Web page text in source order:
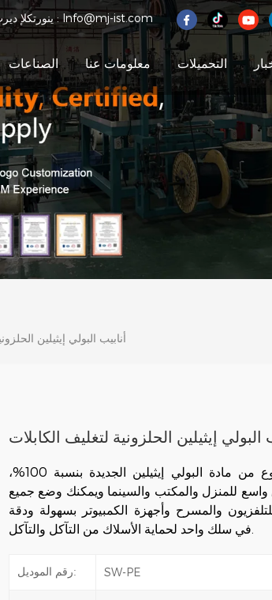
ينورتكلإ ديرب :Info@mj-ist.com
الصناعات معلومات عنا التحميلات
أنابيب البولي إيثيلين
البولي إيثيلين الحلزونية لتغليف الكابلات
مصنوع من مادة البولي إيثيلين الجديدة بنسبة 100%،
للمنزل والمكتب والسينما ويمكنك وضع جميع
والمسرح وأجهزة الكمبيوتر بسهولة ودقة
رقم الموديل: SW-PE